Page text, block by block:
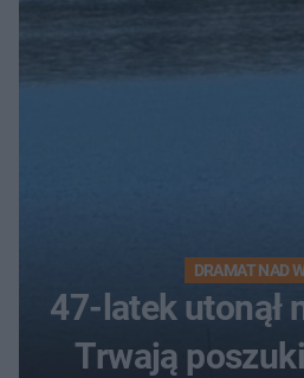
DRAMAT NAD
47-latek utonął
Trwają